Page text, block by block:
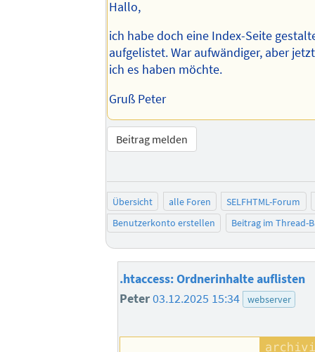
Hallo,
ich habe doch eine Index-Seite
aufgelistet. War aufwändiger, aber
ich es haben möchte.
Gruß Peter
Beitrag melden
Übersicht alle Foren
SELFHTML-Forum
Benutzerkonto erstellen
Beitrag im Thread-
.htaccess: Ordnerinhalte auflisten
Peter03.12.2025 15:34 webserver